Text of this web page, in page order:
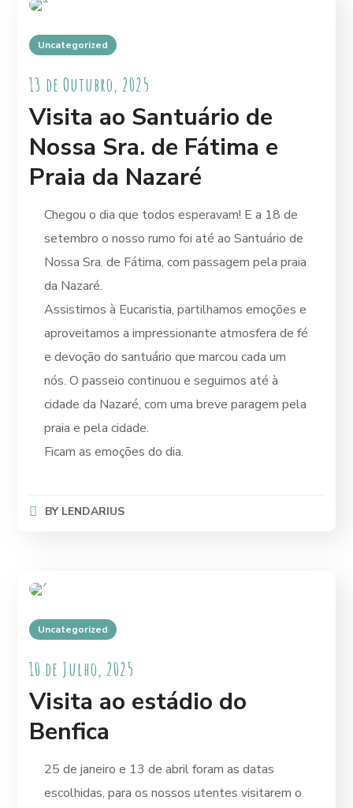
Uncategorized
13 de Outubro, 2025
Visita ao Santuário de
Nossa Sra. de Fátima e
Praia da Nazaré
Chegou o dia que todos esperavam! E a 18 de
setembro o nosso rumo foi até ao Santuário de
Nossa Sra. de Fátima, com passagem pela praia
da Nazaré.
Assistimos à Eucaristia, partilhamos emoções e
aproveitamos a impressionante atmosfera de fé
e devoção do santuário que marcou cada um
nós. O passeio continuou e seguimos até à
cidade da Nazaré, com uma breve paragem pela
praia e pela cidade.
Ficam as emoções do dia.
BY LENDARIUS
Uncategorized
10 de Julho, 2025
Visita ao estádio do
Benfica
25 de janeiro e 13 de abril foram as datas
escolhidas, para os nossos utentes visitarem o